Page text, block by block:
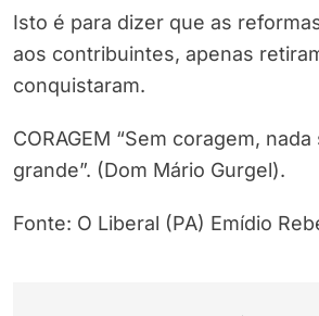
Isto é para dizer que as
aos contribuintes, apenas
conquistaram.
CORAGEM “Sem coragem,
grande”. (Dom Mário Gurgel).
Fonte: O Liberal (PA) Emídio